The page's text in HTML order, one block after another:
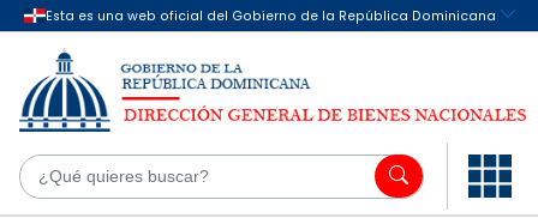
Saltar al contenido principal